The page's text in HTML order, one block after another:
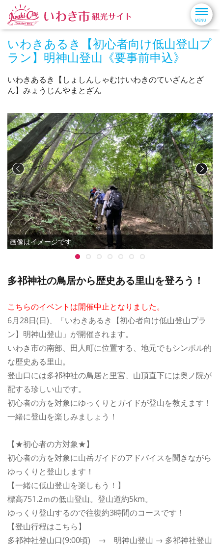
いわきあるき【初心者向け低山登山プ
ラン】明神山登山《要事前申込》
いわきあるき【しょしんしゃむけいわきのていざんとざ
ん】みょうじんやまとざん
画像はイメージです
多祁神社の鳥居から歴史ある里山を登ろう！
こちらのイベントは開催中止となりました。
6月28日(日)、「いわきあるき【初心者向け低山登山プラ
ン】明神山登山」が開催されます。
いわき市の南部、田人町に位置する、地元でもシンボル的
な歴史ある里山。
登山口には多祁神社の鳥居と里宮、山頂直下には奥ノ院が
配する珍しい山です。
初心者の方を対象にゆっくりとガイドが登山を教えます！
一緒に登山を楽しみましょう！
【★初心者の方対象★】
初心者の方を対象に山岳ガイドのアドバイスを聞きながら
ゆっくりと登山します！
【一緒に低山登山を楽しもう！】
標高751.2ｍの低山登山。登山道約5km。
ゆっくり登山するので往復約3時間のコースです！
【登山行程はこちら】
多祁神社登山口(9:00頃) → 明神山登山 → 多祁神社登山